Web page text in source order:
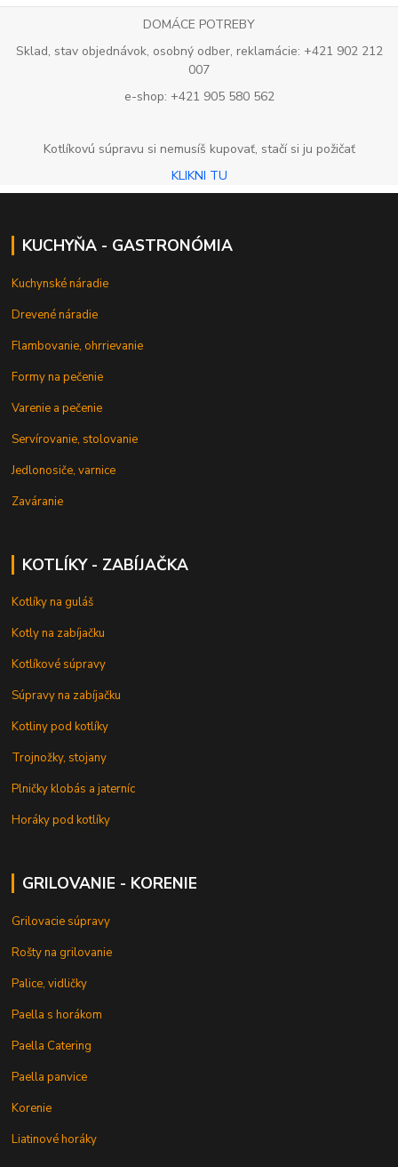
DOMÁCE POTREBY
Sklad, stav objednávok, osobný odber, reklamácie: +421 902 212
007
e-shop: +421 905 580 562
Kotlíkovú súpravu si nemusíš kupovať, stačí si ju požičať
KLIKNI TU
KUCHYŇA - GASTRONÓMIA
Kuchynské náradie
Drevené náradie
Flambovanie, ohrrievanie
Formy na pečenie
Varenie a pečenie
Servírovanie, stolovanie
Jedlonosiče, varnice
Zaváranie
KOTLÍKY - ZABÍJAČKA
Kotlíky na guláš
Kotly na zabíjačku
Kotlíkové súpravy
Súpravy na zabíjačku
Kotliny pod kotlíky
Trojnožky, stojany
Plničky klobás a jaterníc
Horáky pod kotlíky
GRILOVANIE - KORENIE
Grilovacie súpravy
Rošty na grilovanie
Palice, vidličky
Paella s horákom
Paella Catering
Paella panvice
Korenie
Liatinové horáky